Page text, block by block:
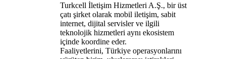
Turkcell İletişim Hizmetleri A.Ş., bir üst
çatı şirket olarak mobil iletişim, sabit
internet, dijital servisler ve ilgili
teknolojik hizmetleri aynı ekosistem
içinde koordine eder.
Faaliyetlerini, Türkiye operasyonlarını